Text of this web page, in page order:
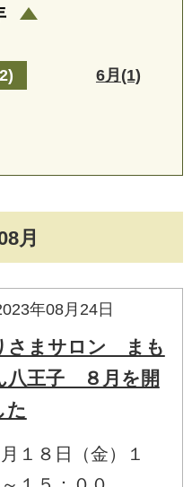
月
年08月24日
さまサロン まも
八王子 ８月を開
た
１８日（金）１
6月(1)